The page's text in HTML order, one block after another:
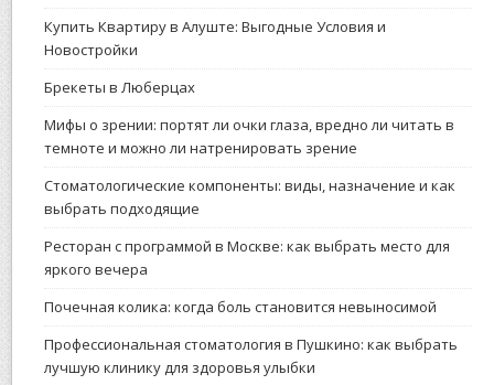
Купить Квартиру в Алуште: Выгодные Условия и
Новостройки
Брекеты в Люберцах
Мифы о зрении: портят ли очки глаза, вредно ли читать в
темноте и можно ли натренировать зрение
Стоматологические компоненты: виды, назначение и как
выбрать подходящие
Ресторан с программой в Москве: как выбрать место для
яркого вечера
Почечная колика: когда боль становится невыносимой
Профессиональная стоматология в Пушкино: как выбрать
лучшую клинику для здоровья улыбки